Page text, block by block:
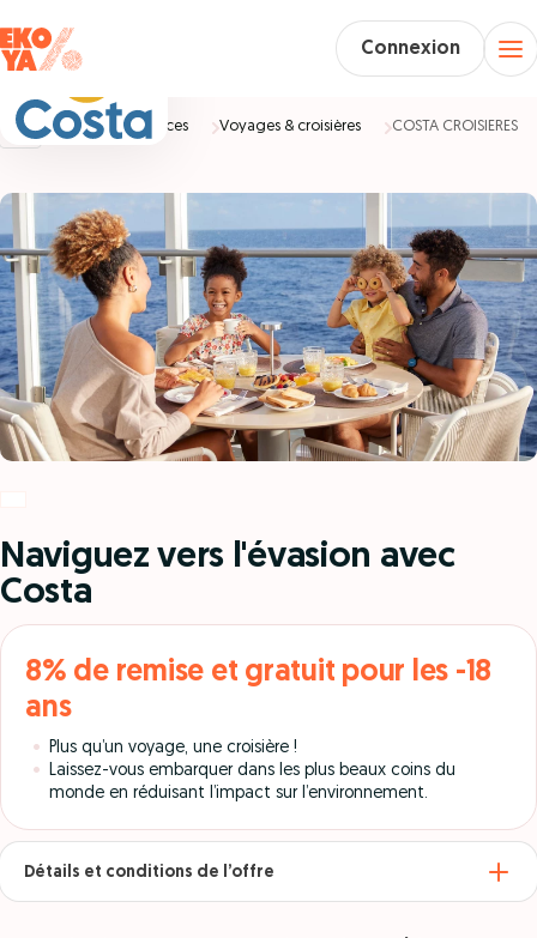
Connexion
Accueil Vacances Voyages & croisières COSTA CROISIERES
Naviguez vers l'évasion avec
Costa
8% de remise et gratuit pour les -18
ans
Plus qu’un voyage, une croisière !
Laissez-vous embarquer dans les plus beaux coins du
monde en réduisant l’impact sur l’environnement.
Détails et conditions de l’offre